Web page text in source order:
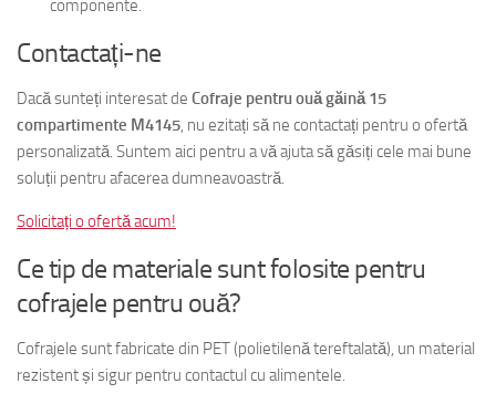
componente.
Contactați-ne
Dacă sunteți interesat de Cofraje pentru ouă găină 15
compartimente M4145, nu ezitați să ne contactați pentru o ofertă
personalizată. Suntem aici pentru a vă ajuta să găsiți cele mai bune
soluții pentru afacerea dumneavoastră.
Solicitați o ofertă acum!
Ce tip de materiale sunt folosite pentru
cofrajele pentru ouă?
Cofrajele sunt fabricate din PET (polietilenă tereftalată), un material
rezistent și sigur pentru contactul cu alimentele.